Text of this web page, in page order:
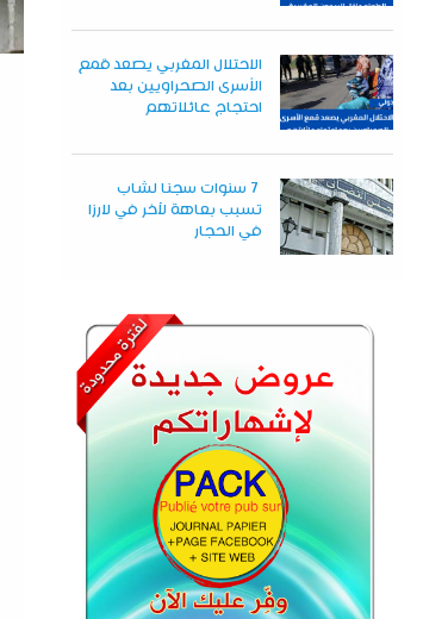
الاحتلال المغربي يصعد قمع
الأسرى الصحراويين بعد
احتجاج عائلاتهم
7 سنوات سجنا لشاب
تسبب بعاهة لآخر في لارزا
في الحجار